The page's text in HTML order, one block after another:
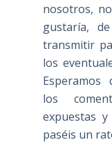
nosotros,
gustaría,
transmitir
los
Esperamos
los
expuestas
paséis un